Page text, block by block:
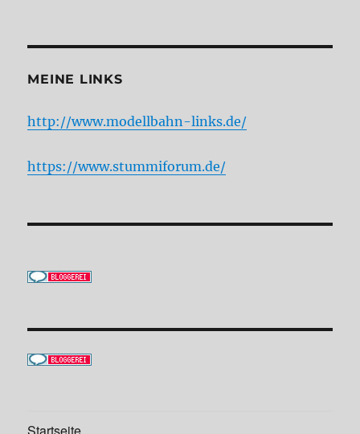
MEINE LINKS
http://www.modellbahn-links.de/
https://www.stummiforum.de/